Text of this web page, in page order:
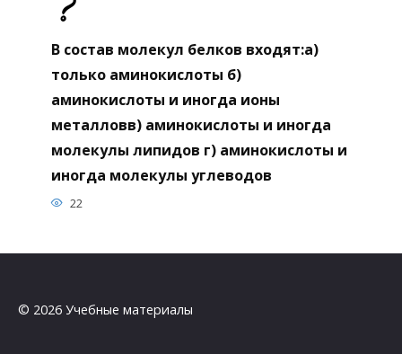
В состав молекул белков входят:а)
только аминокислоты б)
аминокислоты и иногда ионы
металловв) аминокислоты и иногда
молекулы липидов г) аминокислоты и
иногда молекулы углеводов
22
© 2026 Учебные материалы